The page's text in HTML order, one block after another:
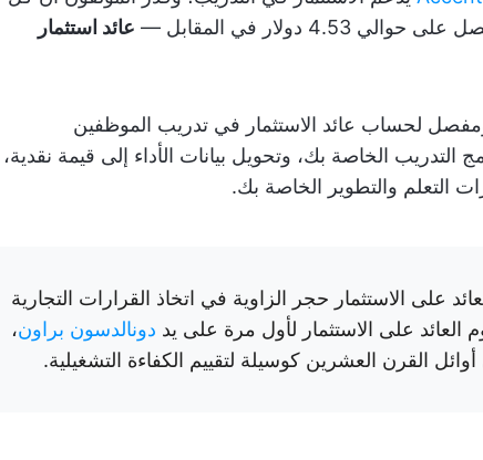
دولار في المقابل —
عائد استثمار
لحساب عائد الاستثمار في تدريب الموظفين
التدريب الخاصة بك، وتحويل بيانات الأداء إلى قيمة نقدية،
التعلم والتطوير الخاصة بك.
على الاستثمار حجر الزاوية في اتخاذ القرارات التجارية
دونالدسون براون،
القرن العشرين كوسيلة لتقييم الكفاءة التشغيلية.